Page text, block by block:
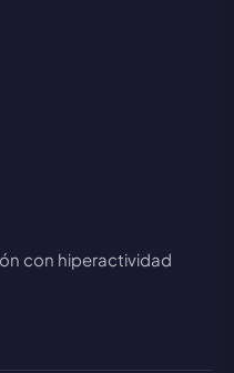
con hiperactividad